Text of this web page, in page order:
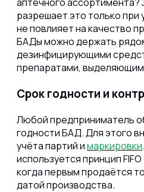
разрешает это только при
не повлияет на качество
БАДы можно держать
дезинфицирующими
препаратами,
Срок годности и
Любой предприниматель
годности БАД. Для этого
учёта партий имаркировки
используется принцип
когда первым продаётся
датой производства.